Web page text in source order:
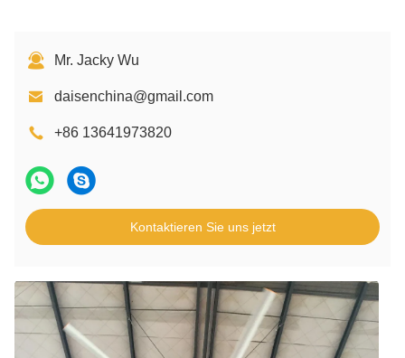
Mr. Jacky Wu
daisenchina@gmail.com
+86 13641973820
Kontaktieren Sie uns jetzt